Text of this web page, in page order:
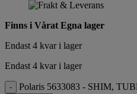
Finns i Vårat Egna lager
Endast 4 kvar i lager
Endast 4 kvar i lager
- Polaris 5633083 - SHIM,